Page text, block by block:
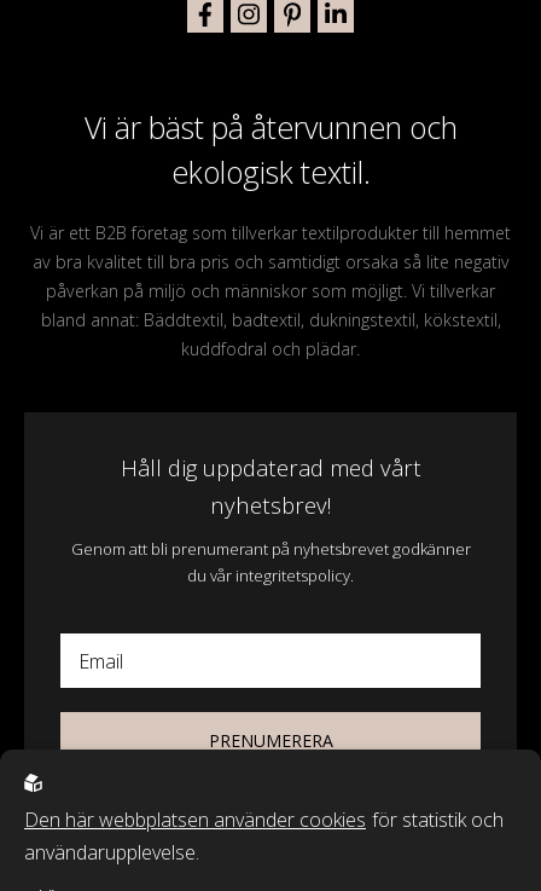
Vi är bäst på återvunnen och
ekologisk textil.
Vi är ett B2B företag som tillverkar textilprodukter till hemmet
av bra kvalitet till bra pris och samtidigt orsaka så lite negativ
påverkan på miljö och människor som möjligt. Vi tillverkar
bland annat: Bäddtextil, badtextil, dukningstextil, kökstextil,
kuddfodral och plädar.
Håll dig uppdaterad med vårt
nyhetsbrev!
Genom att bli prenumerant på nyhetsbrevet godkänner
du vår integritetspolicy.
Email
PRENUMERERA
Den här webbplatsen använder cookies för statistik och
användarupplevelse.